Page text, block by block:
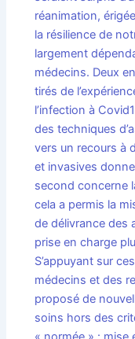
réanimation,
la résilience de
largement
médecins. Deux
tirés de
l’infection à
des techniques
vers un recours à
et invasives
second concerne
cela a permis la
de délivrance des
prise en charge
S’appuyant sur
médecins et des
proposé de
soins hors des